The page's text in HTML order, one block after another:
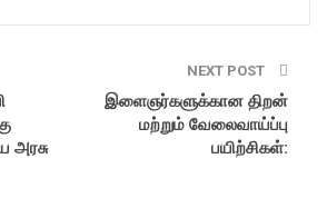
அரசு
NEXT POST
இளைஞர்களுக்கான திறன்
மற்றும் வேலைவாய்ப்பு
பயிற்சிகள்: